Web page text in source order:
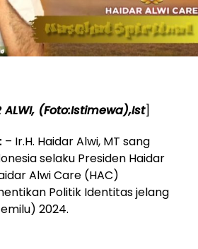
ALWI, (Foto:Istimewa),Ist]
– Ir.H. Haidar Alwi, MT sang
selaku Presiden Haidar
Alwi Care (HAC)
Politik Identitas jelang
2024.